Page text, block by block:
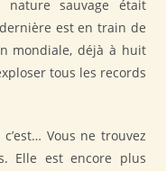
nature sauvage était
est en train de
mondiale, déjà à huit
tous les records
Vous ne trouvez
Elle est encore plus